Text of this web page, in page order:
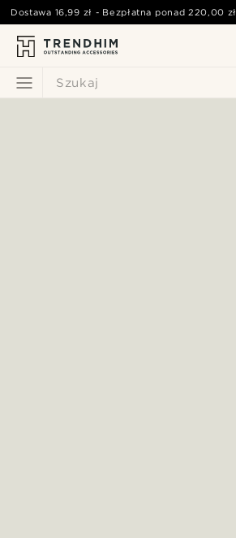
Szukaj
Dostawa 16,99 zł - Bezpłatna ponad220,00 zł